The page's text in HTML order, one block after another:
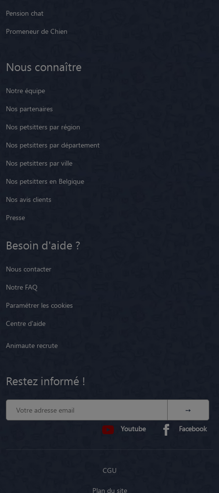
Pension chat
Promeneur de Chien
Nous connaître
Notre équipe
Nos partenaires
Nos petsitters par région
Nos petsitters par département
Nos petsitters par ville
Nos petsitters en Belgique
Nos avis clients
Presse
Besoin d'aide ?
Nous contacter
Notre FAQ
Paramétrer les cookies
Centre d'aide
Animaute recrute
Restez informé !
Youtube Facebook
CGU
Plan du site